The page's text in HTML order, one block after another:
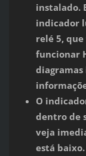
instalado.
indicador
relé 5,
funcionar
O
dentro de
veja
está